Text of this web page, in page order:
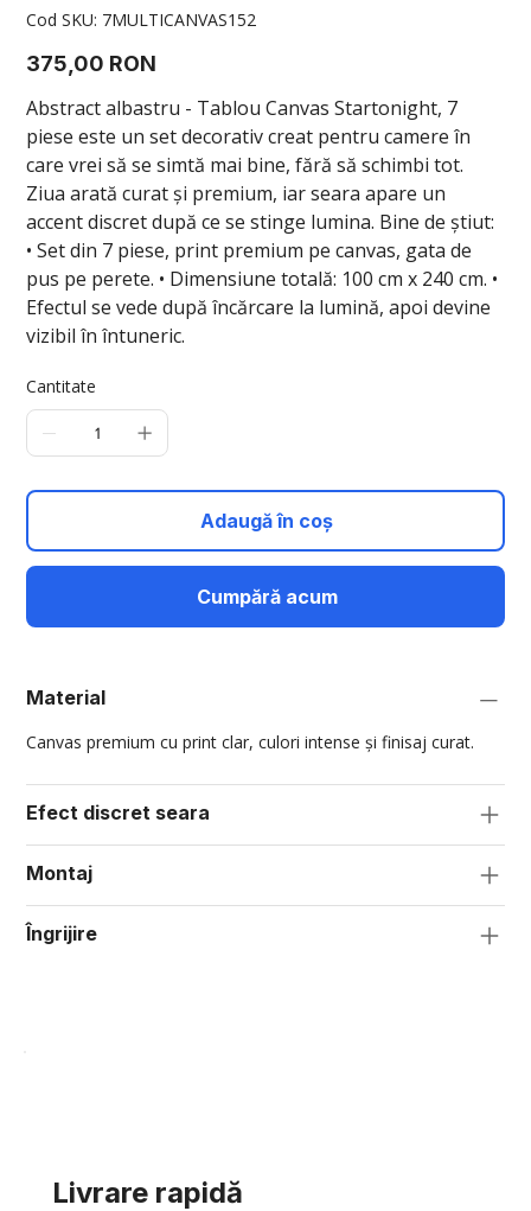
Cod SKU: Cod
SKU
7MULTICANVAS152
Preț
375,00 RON
Abstract albastru - Tablou Canvas Startonight, 7
piese este un set decorativ creat pentru camere în
care vrei să se simtă mai bine, fără să schimbi tot.
Ziua arată curat și premium, iar seara apare un
accent discret după ce se stinge lumina. Bine de știut:
• Set din 7 piese, print premium pe canvas, gata de
pus pe perete. • Dimensiune totală: 100 cm x 240 cm. •
Efectul se vede după încărcare la lumină, apoi devine
vizibil în întuneric.
Cantitate
Adaugă în coș
Cumpără acum
Material
Canvas premium cu print clar, culori intense și finisaj curat.
Efect discret seara
Montaj
Îngrijire
Livrare rapidă